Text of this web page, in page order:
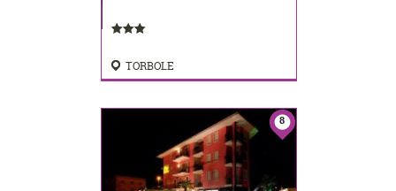
TORBOLE
8